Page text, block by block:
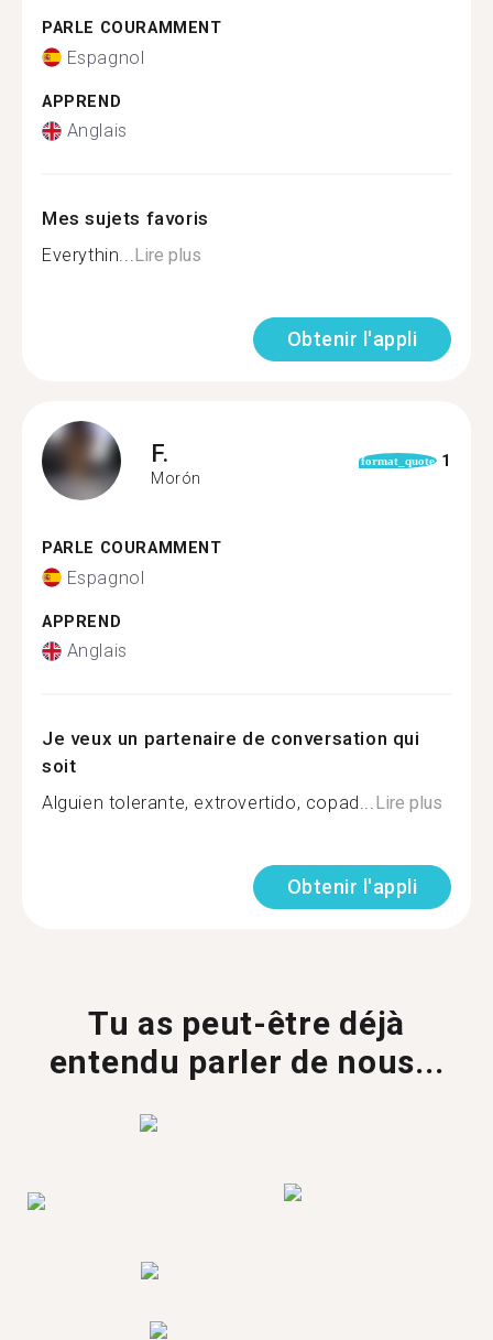
PARLE COURAMMENT
Espagnol
APPREND
Anglais
Mes sujets favoris
Everythin...Lire plus
Obtenir l'appli
F.
Morón
format_quote 1
PARLE COURAMMENT
Espagnol
APPREND
Anglais
Je veux un partenaire de conversation qui
soit
Alguien tolerante, extrovertido, copad...Lire plus
Obtenir l'appli
Tu as peut-être déjà
entendu parler de nous...